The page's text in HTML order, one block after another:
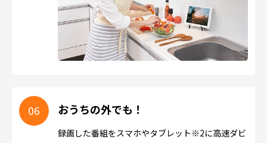
おうちの外でも！
録画した番組をスマホやタブレット※2に高速ダビ